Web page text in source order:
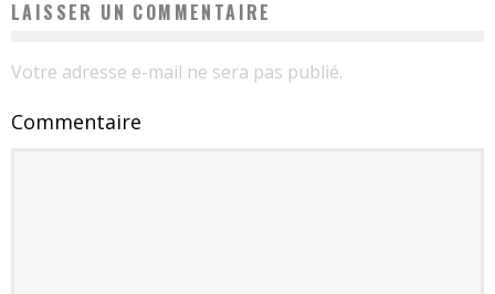
LAISSER UN COMMENTAIRE
Votre adresse e-mail ne sera pas publié.
Commentaire